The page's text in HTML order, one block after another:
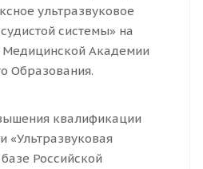
ультразвуковое
системы» на
Медицинской Академии
Образования.
квалификации
«Ультразвуковая
Российской